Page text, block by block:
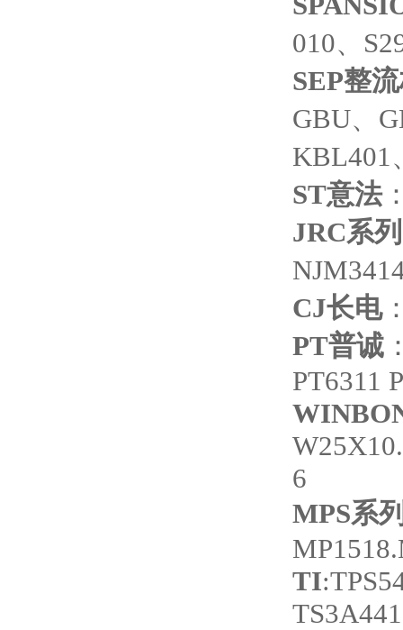
010、
SEP整
GBU、
KBL401
ST意法
JRC系列
CJ长电
PT普诚
PT6311
6
MPS系
TI